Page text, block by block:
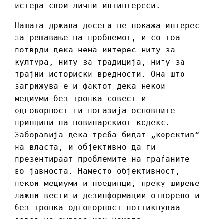
истера свои лични интинтереси.
Нашата држава досега не покажа интерес
за решавање на проблемот, и со тоа
потврди дека нема интерес ниту за
култура, ниту за традиција, ниту за
трајни историски вредности. Она што
загрижува е и фактот дека некои
медиуми без тронка совест и
одговорност ги погазија основните
принципи на новинарскиот кодекс.
Заборавија дека треба бидат „коректив“
на власта, и објективно да ги
презентираат проблемите на граѓаните
во јавноста. Наместо објективност,
некои медиуми и поединци, преку ширење
лажни вести и дезинформации отворено и
без тронка одговорност поттикнуваа